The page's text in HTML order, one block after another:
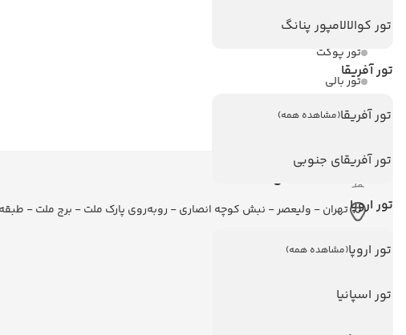
تور کوالالامپور پنانگ
تور آفریقا
تور آفریقا(مشاهده همه)
تور آفریقای جنوبی
تور اروپا
تور اروپا(مشاهده همه)
تور اسپانیا
تور آنتالیا
تور پوکت
تور بالی
تور سریلانکا
اطلاعات تماس
تهران - ولیعصر - نبش کوچه انصاری - روبه‌روی پارک ملت - برج ملت -